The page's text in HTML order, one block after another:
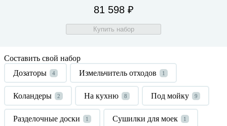
81 598 ₽
Купить набор
Составить свой набор
Дозаторы
4 Измельчитель отходов 1
Коландеры 2 На кухню 8 Под мойку 9
Разделочные доски 1 Сушилки для моек 1